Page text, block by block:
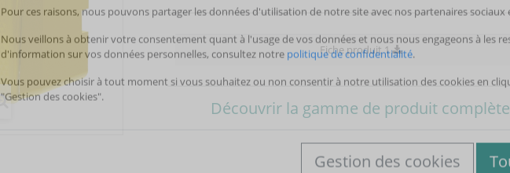
Fiche produit 1
Découvrir la gamme de produit complète
Gestion des cookies
Nous respectons votre vie privée !